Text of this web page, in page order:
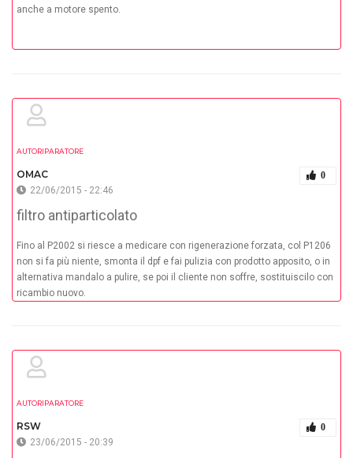
anche a motore spento.
AUTORIPARATORE
OMAC 0
22/06/2015 - 22:46
filtro antiparticolato
Fino al P2002 si riesce a medicare con rigenerazione forzata, col P1206
non si fa più niente, smonta il dpf e fai pulizia con prodotto apposito, o in
alternativa mandalo a pulire, se poi il cliente non soffre, sostituiscilo con
ricambio nuovo.
AUTORIPARATORE
RSW 0
23/06/2015 - 20:39